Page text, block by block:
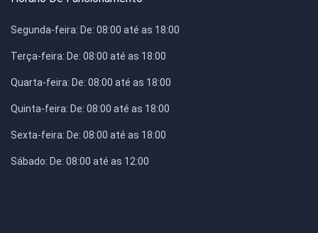
Segunda-feira: De: 08:00 até as 18:00
Terça-feira: De: 08:00 até as 18:00
Quarta-feira: De: 08:00 até as 18:00
Quinta-feira: De: 08:00 até as 18:00
Sexta-feira: De: 08:00 até as 18:00
Sábado: De: 08:00 até as 12:00